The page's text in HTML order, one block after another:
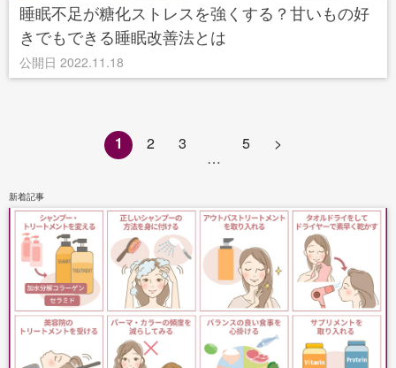
睡眠不足が糖化ストレスを強くする？甘いもの好
きでもできる睡眠改善法とは
公開日 2022.11.18
1 2 3
…
5 >
新着記事